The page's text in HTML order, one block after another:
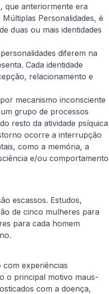
que anteriormente era
Personalidades, é
duas ou mais identidades
diferem na
Cada identidade
relacionamento e
mecanismo inconsciente
grupo de processos
resto da atividade psíquica
ocorre a interrupção
como a memória, a
e/ou comportamento
escassos. Estudos,
de cinco mulheres para
para cada homem
experiências
o principal motivo maus-
com a doença,